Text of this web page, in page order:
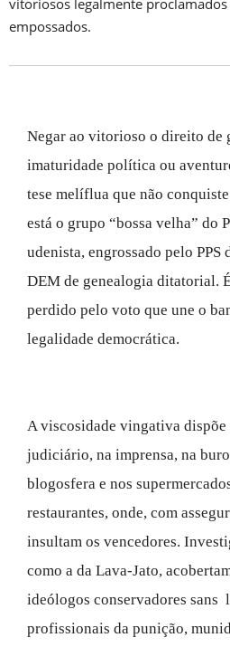
empossados.
Negar ao vitorioso o direito de
imaturidade política ou
tese melíflua que não
está o grupo “bossa velha” do
udenista, engrossado pelo PPS
DEM de genealogia ditatorial.
perdido pelo voto que une o
legalidade democrática.
A viscosidade vingativa
judiciário, na imprensa, na
blogosfera e nos
restaurantes, onde, com
insultam os vencedores.
como a da Lava-Jato,
ideólogos conservadores sans
profissionais da punição,